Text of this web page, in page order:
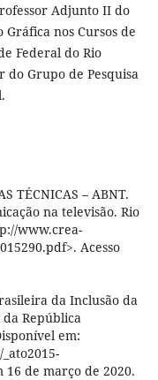
Adjunto II do
nos Cursos de
Federal do Rio
do Grupo de Pesquisa
TÉCNICAS – ABNT.
na televisão. Rio
www.crea-
Acesso
da Inclusão da
República
em:
16 de março de 2020.